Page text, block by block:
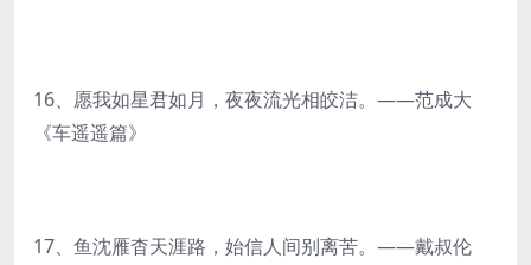
16、愿我如星君如月，夜夜流光相皎洁。——范成大
《车遥遥篇》
17、鱼沈雁杳天涯路，始信人间别离苦。——戴叔伦